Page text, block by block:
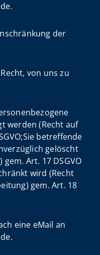
der
von uns zu
werden (Recht auf
betreffende
gelöscht
Art. 17 DSGVO
wird (Recht
gem. Art. 18
eine eMail an